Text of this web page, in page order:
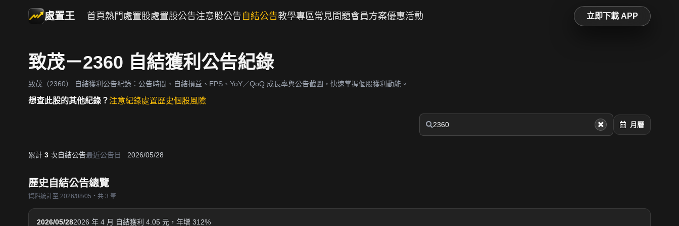
處置王 首頁 熱門處置股處置股公告注意股公告 自結公告教學專區常見問題會員方案優惠活動 立即下載 APP
致茂－2360 自結獲利公告紀錄
致茂（2360） 自結獲利公告紀錄：公告時間、自結損益、EPS、YoY／QoQ 成長率與公告截圖，快速掌握個股獲利動能。
想查此股的其他紀錄？注意紀錄處置歷史個股風險
月曆
累計 3 次自結公告最近公告日 2026/05/28
歷史自結公告總覽
資料統計至 2026/08/05・共 3 筆
2026/05/282026 年 4 月 自結獲利 4.05 元，年增 312%